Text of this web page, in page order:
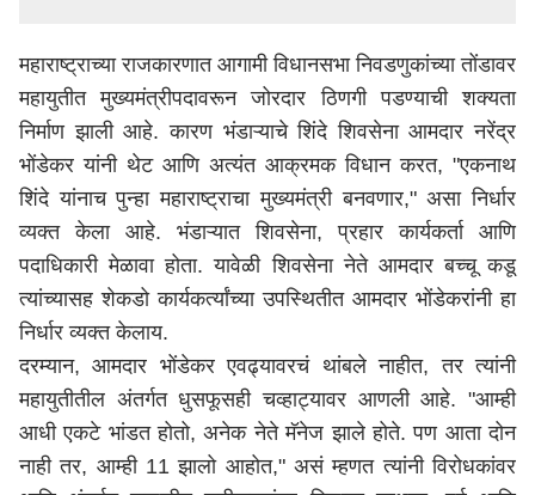
महाराष्ट्राच्या राजकारणात आगामी विधानसभा निवडणुकांच्या तोंडावर
महायुतीत मुख्यमंत्रीपदावरून जोरदार ठिणगीपडण्याची शक्यता
निर्माण झाली आहे.कारणभंडाऱ्याचे शिंदे शिवसेना आमदार नरेंद्र
भोंडेकर यांनी थेट आणि अत्यंत आक्रमक विधान करत, "एकनाथ
शिंदे यांनाच पुन्हामहाराष्ट्राचा मुख्यमंत्री बनवणार," असा निर्धार
व्यक्त केला आहे. भंडाऱ्यात शिवसेना, प्रहार कार्यकर्ता आणि
पदाधिकारी मेळावा होता. यावेळी शिवसेना नेते आमदार बच्चू कडू
त्यांच्यासह शेकडो कार्यकर्त्यांच्या उपस्थितीत आमदार भोंडेकरांनी हा
निर्धार व्यक्त केलाय.
दरम्यान, आमदार भोंडेकर एवढ्यावरचं थांबले नाहीत, तर त्यांनी
महायुतीतील अंतर्गत धुसफूसही चव्हाट्यावर आणली आहे. "आम्ही
आधी एकटे भांडत होतो, अनेक नेते मॅनेज झाले होते. पण आता दोन
नाही तर, आम्ही 11 झालो आहोत," असं म्हणत त्यांनी विरोधकांवर